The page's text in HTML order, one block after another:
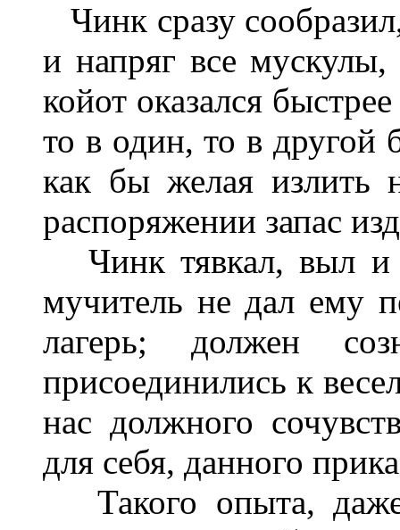
Чинк сразу
и напряг все
койот оказался
то в один, то в
как бы желая излить
распоряжении запас
Чинк тявкал, выл и
мучитель не дал ему
лагерь; должен
присоединились к
нас должного
для себя, данного
Такого опыта,